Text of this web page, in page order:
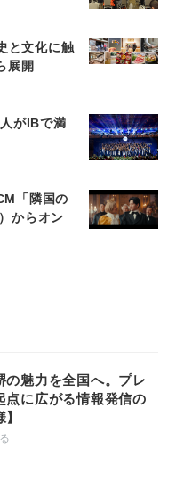
と文化に触
展開
がIBで満
「隣国の
からオン
の魅力を全国へ。プレ
点に広がる情報発信の